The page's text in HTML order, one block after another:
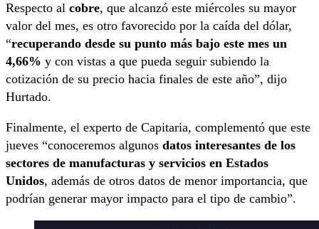
Respecto al cobre, que alcanzó este miércoles su mayor
valor del mes, es otro favorecido por la caída del dólar,
“recuperando desde su punto más bajo este mes un
4,66% y con vistas a que pueda seguir subiendo la
cotización de su precio hacia finales de este año”, dijo
Hurtado.
Finalmente, el experto de Capitaria, complementó que este
jueves “conoceremos algunos datos interesantes de los
sectores de manufacturas y servicios en Estados
Unidos, además de otros datos de menor importancia, que
podrían generar mayor impacto para el tipo de cambio”.